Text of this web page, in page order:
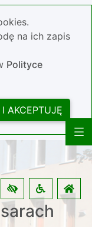
na ich zapis
Polityce
AKCEPTUJĘ